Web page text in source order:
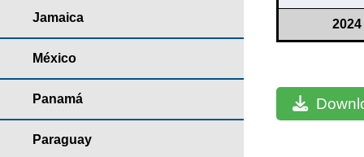
Jamaica
México
Panamá
Paraguay
2024